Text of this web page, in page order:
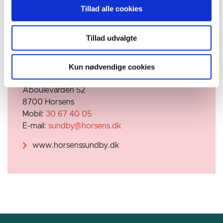
Tillad alle cookies
Tillad udvalgte
Kun nødvendige cookies
Vi glæder os til at møde dig.
Kulturgruppe
Horsens Sund By
Åboulevarden 52
8700 Horsens
Mobil: 30 67 40 05
E-mail: sundby@horsens.dk
www.horsenssundby.dk